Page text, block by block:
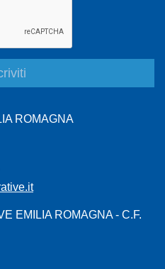
ROMAGNA
EMILIA ROMAGNA - C.F.